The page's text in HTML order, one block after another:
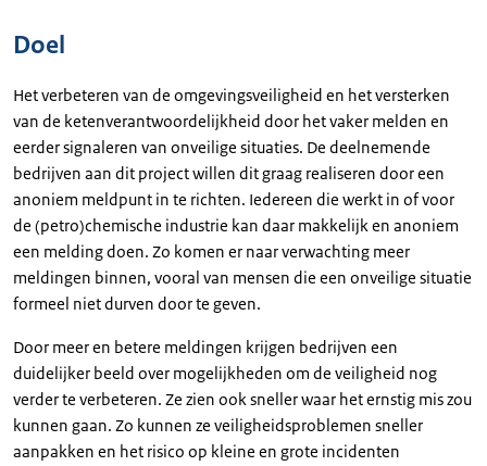
Doel
Het verbeteren van de omgevingsveiligheid en het versterken
van de ketenverantwoordelijkheid door het vaker melden en
eerder signaleren van onveilige situaties. De deelnemende
bedrijven aan dit project willen dit graag realiseren door een
anoniem meldpunt in te richten. Iedereen die werkt in of voor
de (petro)chemische industrie kan daar makkelijk en anoniem
een melding doen. Zo komen er naar verwachting meer
meldingen binnen, vooral van mensen die een onveilige situatie
formeel niet durven door te geven.
Door meer en betere meldingen krijgen bedrijven een
duidelijker beeld over mogelijkheden om de veiligheid nog
verder te verbeteren. Ze zien ook sneller waar het ernstig mis zou
kunnen gaan. Zo kunnen ze veiligheidsproblemen sneller
aanpakken en het risico op kleine en grote incidenten